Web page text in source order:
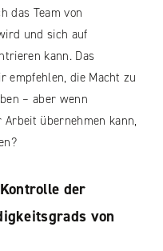
das Team von
und sich auf
kann. Das
empfehlen, die Macht zu
– aber wenn
übernehmen kann,
der
von